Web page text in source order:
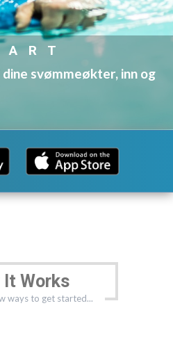
svømmeøkter, inn og
It Works
ways to get started...